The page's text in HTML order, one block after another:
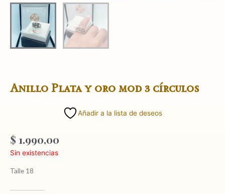
Anillo Plata y oro mod 3 círculos
Añadir a la lista de deseos
$ 1.990,00
Sin existencias
Talle 18